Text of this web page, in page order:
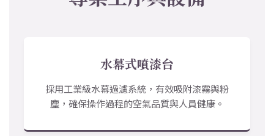
水幕式噴漆台
採用工業級水幕過濾系統，有效吸附漆霧與粉
塵，確保操作過程的空氣品質與人員健康。